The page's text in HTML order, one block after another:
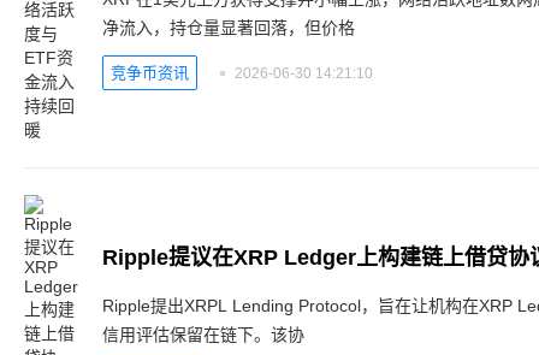
净流入，持仓量显著回落，但价格
竞争币资讯 2026-06-30 14:21:10
Ripple提议在XRP Ledger上构建链上借贷协
Ripple提出XRPL Lending Protocol，旨在让机构在XRP
信用评估保留在链下。该协